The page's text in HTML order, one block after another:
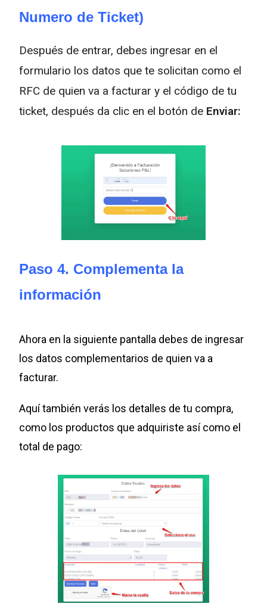
Numero de Ticket)
Después de entrar, debes ingresar en el
formulario los datos que te solicitan como el
RFC de quien va a facturar y el código de tu
ticket, después da clic en el botón de Enviar:
Paso 4. Complementa la
información
Ahora en la siguiente pantalla debes de ingresar
los datos complementarios de quien va a
facturar.
Aquí también verás los detalles de tu compra,
como los productos que adquiriste así como el
total de pago: